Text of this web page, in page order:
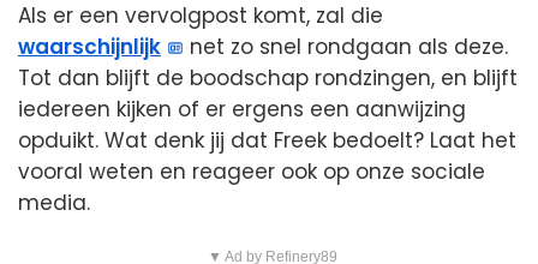
Als er een vervolgpost komt, zal die
waarschijnlijk
net zo snel rondgaan als deze.
Tot dan blijft de boodschap rondzingen, en blijft
iedereen kijken of er ergens een aanwijzing
opduikt. Wat denk jij dat Freek bedoelt? Laat het
vooral weten en reageer ook op onze sociale
media.
▼ Ad by Refinery89